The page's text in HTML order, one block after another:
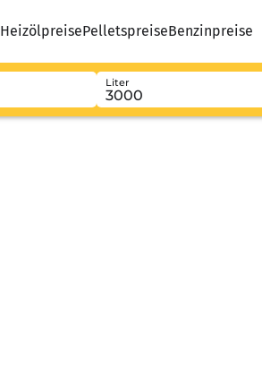
HeizölpreisePelletspreiseBenzinpreise
Liter